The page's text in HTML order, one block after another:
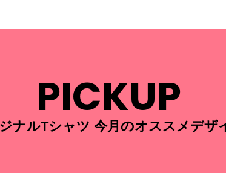
PICKUP
ナルTシャツ 今月のオススメデザ